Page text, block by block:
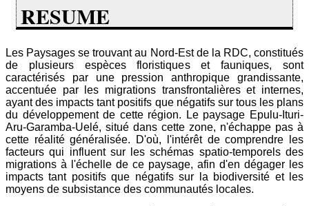
RESUME
Les Paysages se trouvant au Nord-Est de la RDC, constitués
de plusieurs espèces floristiques et fauniques, sont
caractérisés par une pression anthropique grandissante,
accentuée par les migrations transfrontalières et internes,
ayant des impacts tant positifs que négatifs sur tous les plans
du développement de cette région. Le paysage Epulu-Ituri-
Aru-Garamba-Uelé, situé dans cette zone, n'échappe pas à
cette réalité généralisée. D'où, l'intérêt de comprendre les
facteurs qui influent sur les schémas spatio-temporels des
migrations à l'échelle de ce paysage, afin d'en dégager les
impacts tant positifs que négatifs sur la biodiversité et les
moyens de subsistance des communautés locales.